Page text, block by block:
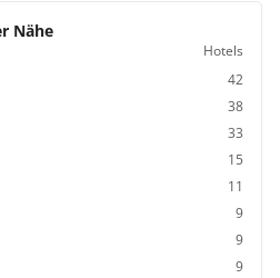
Nähe
Hotels
42
38
33
15
11
9
9
9